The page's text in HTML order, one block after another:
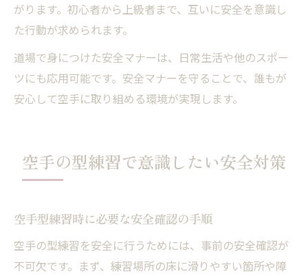
がります。初心者から上級者まで、互いに安全を意識し
た行動が求められます。
道場で身につけた安全マナーは、日常生活や他のスポー
ツにも応用可能です。安全マナーを守ることで、誰もが
安心して空手に取り組める環境が実現します。
空手の型練習で意識したい安全対策
空手型練習時に必要な安全確認の手順
空手の型練習を安全に行うためには、事前の安全確認が
不可欠です。まず、練習場所の床に滑りやすい箇所や障